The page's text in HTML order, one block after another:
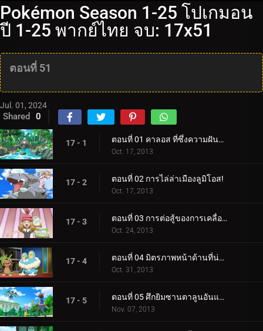
Pokémon Season 1-25 โปเกมอน
ปี 1-25 พากย์ไทย จบ: 17x51
ตอนที่ 51
Jul. 01, 2024
Shared 0
17 - 1 ตอนที่ 01 คาลอส ที่ซึ่งความฝันและการผจญภัยเริ่มต้นขึ้น!
Oct. 17, 2013
17 - 2 ตอนที่ 02 การไล่ล่าเมืองลูมิโอส!
Oct. 17, 2013
17 - 3 ตอนที่ 03 การต่อสู้ของการเคลื่อนที่ทางอากาศ!
Oct. 24, 2013
17 - 4 ตอนที่ 04 มิตรภาพหน้าด้านที่น่าตกใจ!
Oct. 31, 2013
17 - 5 ตอนที่ 05 ศึกยิมซานตาลูนอันแสนวุ่นวาย!
Nov. 07, 2013